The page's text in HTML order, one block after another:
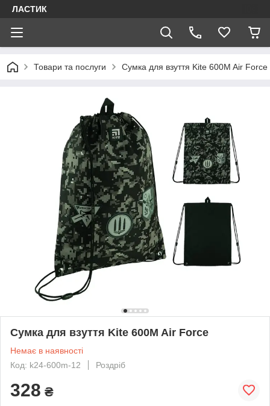
ЛАСТИК
Товари та послуги Сумка для взуття Kite 600M Air Force
Сумка для взуття Kite 600M Air Force
Немає в наявності
Код: k24-600m-12
Роздріб
328 ₴